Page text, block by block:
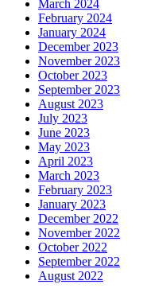
CALL CENTER
FACT CHECK
Tiktok ဆယ်လီများ
ကံစမ်းမဲ
ကျန်းမာရေး
ဂုဏ်ပြုဇာတ်လမ်းမျာ
စစ်ချီသီချင်း
စစ်ဘက်ဥပဒေ
စစ်သည်ရေး/ဆိုသီချင်
စိုက်ပျိုးရေး